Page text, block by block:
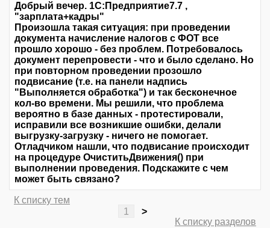
Добрый вечер. 1С:Предприятие7.7 ,
"зарплата+кадры"
Произошла такая ситуация: при проведении
документа начисление налогов с ФОТ все
прошло хорошо - без проблем. Потребовалось
документ перепровести - что и было сделано. Но
при повторном проведении прозошло
подвисание (т.е. на панели надпись
"Выполняется обработка") и так бесконечное
кол-во времени. Мы решили, что проблема
вероятно в базе данных - протестировали,
исправили все возникшие ошибки, делали
выгрузку-загрузку - ничего не помогает.
Отладчиком нашли, что подвисание происходит
на процедуре ОчиститьДвижения() при
выполнении проведения. Подскажите с чем
может быть связано?
К списку тем
1
>
К списку разделов